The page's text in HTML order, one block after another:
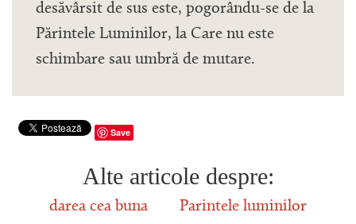
desăvârsit de sus este, pogorându-se de la
Părintele Luminilor, la Care nu este
schimbare sau umbră de mutare.
Save
Alte articole despre:
darea cea buna Parintele luminilor